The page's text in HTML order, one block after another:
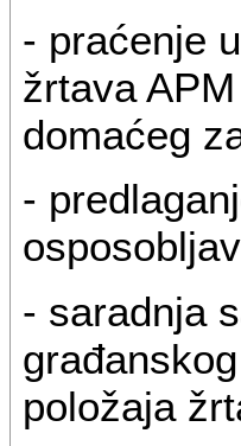
- praćenje
žrtava
domaćeg
-
- saradnja
položaja